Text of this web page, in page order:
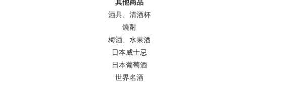
其他商品
酒具、清酒杯
燒酎
梅酒、水果酒
日本威士忌
日本葡萄酒
世界名酒